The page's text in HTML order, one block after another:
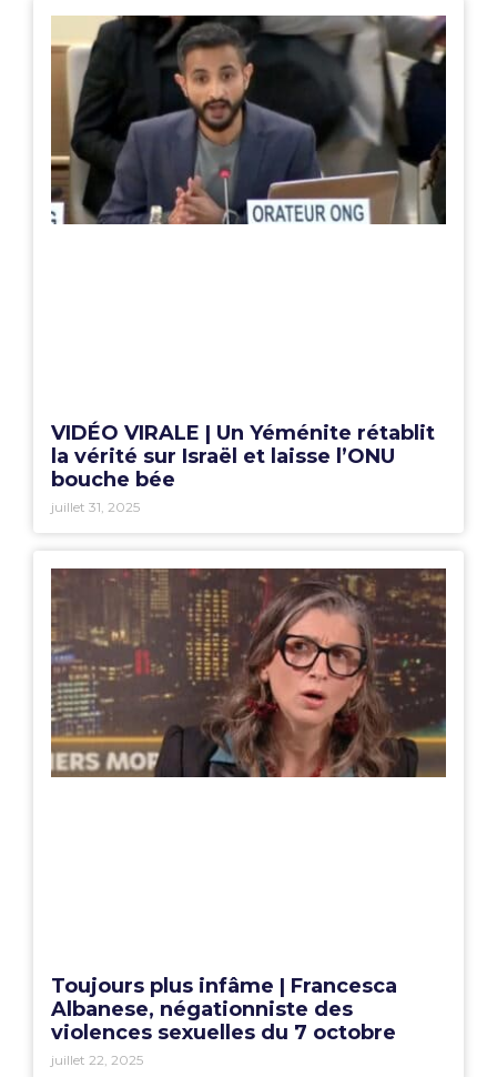
VIDÉO VIRALE | Un Yéménite rétablit
la vérité sur Israël et laisse l’ONU
bouche bée
juillet 31, 2025
Toujours plus infâme | Francesca
Albanese, négationniste des
violences sexuelles du 7 octobre
juillet 22, 2025